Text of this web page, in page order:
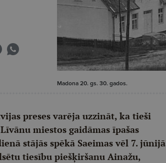
Madona 20. gs. 30. gados.
preses varēja uzzināt, ka tieši
miestos gaidāmas īpašas
stājās spēkā Saeimas vēl 7. jūnijā
tiesību piešķiršanu Ainažu,